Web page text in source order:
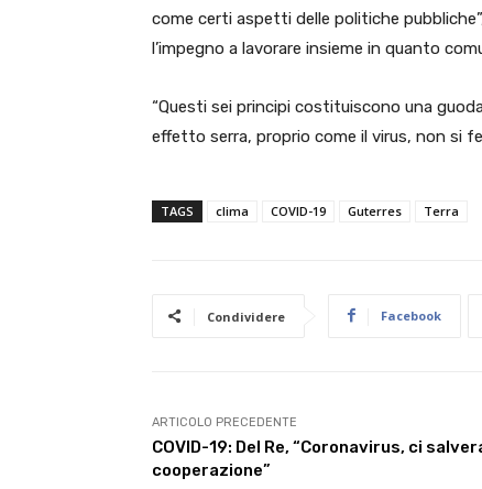
come certi aspetti delle politiche
l’impegno a lavorare insieme in quanto
“Questi sei principi costituiscono una
effetto serra, proprio come il virus, non si
TAGS clima COVID-19 Guterres Terra
Condividere Facebook
ARTICOLO PRECEDENTE
COVID-19: Del Re, “Coronavirus, ci
cooperazione”